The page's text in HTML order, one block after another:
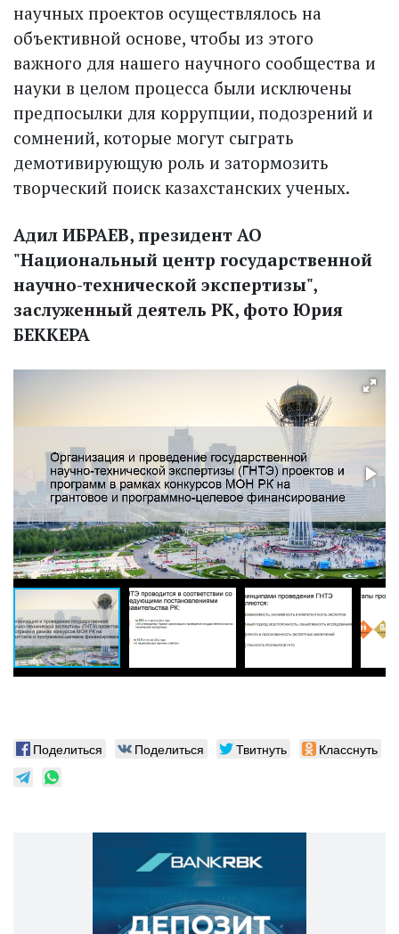
научных проектов осуществлялось на
объективной основе, чтобы из этого
важного для нашего научного сообщества и
науки в целом процесса были исключены
предпосылки для коррупции, подозрений и
сомнений, которые могут сыграть
демотивирующую роль и затормозить
творческий поиск казахстанских ученых.
Адил ИБРАЕВ, президент АО
"Национальный центр государственной
научно-технической экспертизы",
заслуженный деятель РК, фото Юрия
БЕККЕРА
Поделиться Поделиться Твитнуть Класснуть